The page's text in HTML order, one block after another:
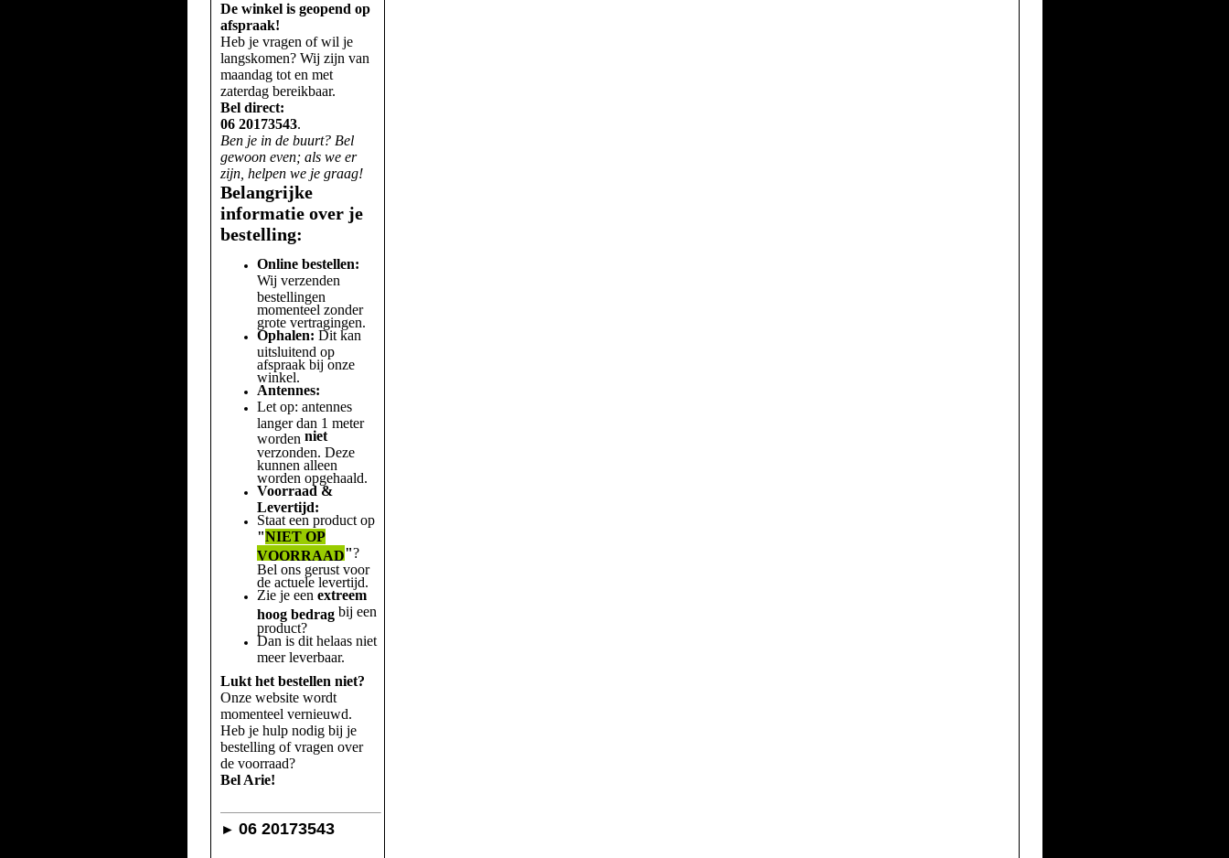
De winkel is geopend op
afspraak!
Heb je vragen of wil je
langskomen? Wij zijn van
maandag tot en met
zaterdag bereikbaar.
Bel direct:
06 20173543.
Ben je in de buurt? Bel
gewoon even; als we er
zijn, helpen we je graag!
Belangrijke
informatie over je
bestelling:
Online bestellen:
Wij verzenden
bestellingen
momenteel zonder
grote vertragingen.
Ophalen: Dit kan
uitsluitend op
afspraak bij onze
winkel.
Antennes:
Let op: antennes
langer dan 1 meter
worden niet
verzonden. Deze
kunnen alleen
worden opgehaald.
Voorraad &
Levertijd:
Staat een product op
"NIET OP
VOORRAAD"?
Bel ons gerust voor
de actuele levertijd.
Zie je een extreem
hoog bedragbij een
product?
Dan is dit helaas niet
meer leverbaar.
Lukt het bestellen niet?
Onze website wordt
momenteel vernieuwd.
Heb je hulp nodig bij je
bestelling of vragen over
de voorraad?
Bel Arie!
► 06 20173543